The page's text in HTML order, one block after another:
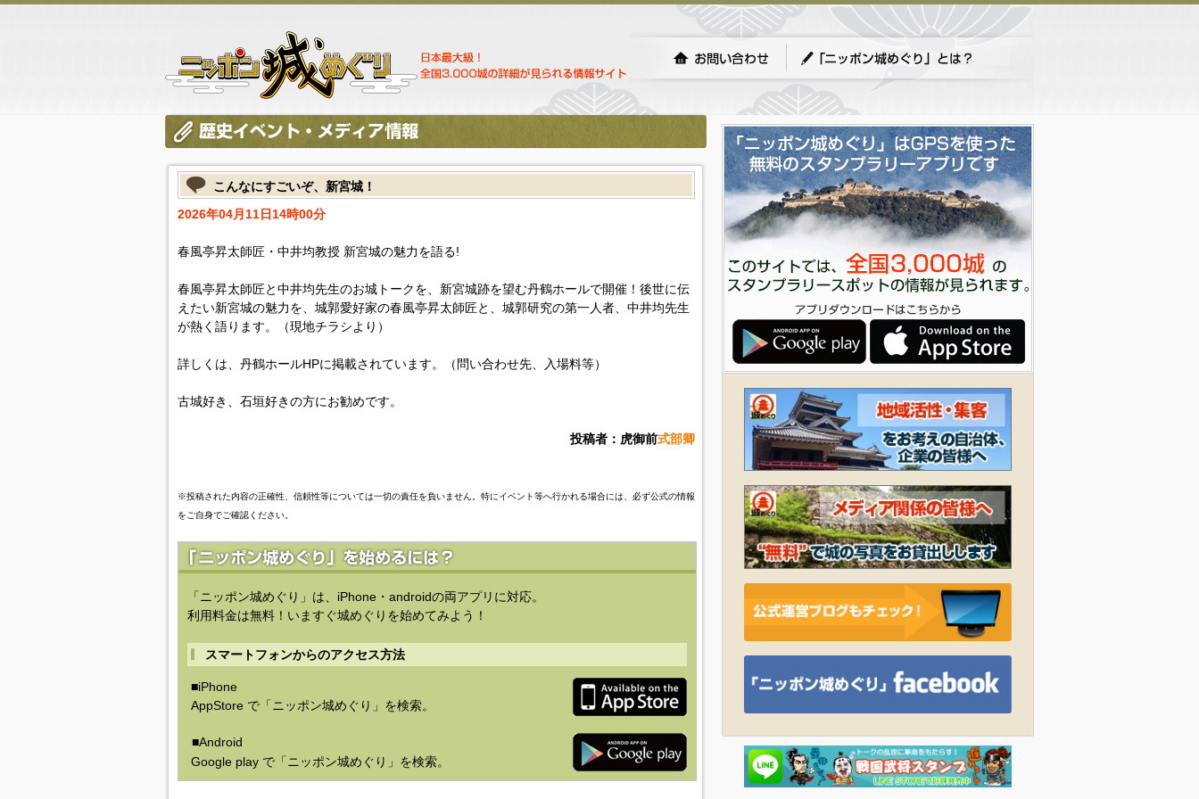
こんなにすごいぞ、新宮城！
2026年04月11日14時00分
春風亭昇太師匠・中井均教授 新宮城の魅力を語る!
春風亭昇太師匠と中井均先生のお城トークを、新宮城跡を望む丹鶴ホールで開催！後世に伝
えたい新宮城の魅力を、城郭愛好家の春風亭昇太師匠と、城郭研究の第一人者、中井均先生
が熱く語ります。（現地チラシより）
詳しくは、丹鶴ホールHPに掲載されています。（問い合わせ先、入場料等）
古城好き、石垣好きの方にお勧めです。
投稿者：虎御前式部卿
※投稿された内容の正確性、信頼性等については一切の責任を負いません。特にイベント等へ行かれる場合には、必ず公式の情報
をご自身でご確認ください。
「ニッポン城めぐり」は、iPhone・androidの両アプリに対応。
利用料金は無料！いますぐ城めぐりを始めてみよう！
スマートフォンからのアクセス方法
■iPhone
AppStore で「ニッポン城めぐり」を検索。
■Android
Google play で「ニッポン城めぐり」を検索。